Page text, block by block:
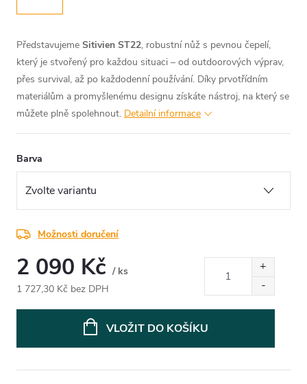
Představujeme Sitivien ST22, robustní nůž s pevnou čepelí,
který je stvořený pro každou situaci – od outdoorových výprav,
přes survival, až po každodenní používání. Díky prvotřídním
materiálům a promyšlenému designu získáte nástroj, na který se
můžete plně spolehnout. Detailní informace
Barva
Možnosti doručení
2 090 Kč / ks
1 727,30 Kč bez DPH
VLOŽIT DO KOŠÍKU